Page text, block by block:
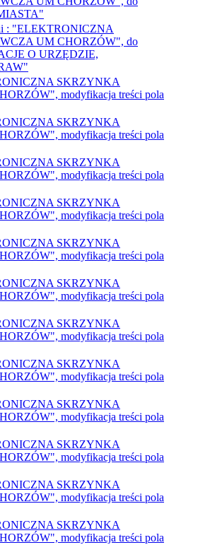
: "ELEKTRONICZNA
UM CHORZÓW", do
O URZĘDZIE,
SKRZYNKA
modyfikacja treści pola
SKRZYNKA
modyfikacja treści pola
SKRZYNKA
modyfikacja treści pola
SKRZYNKA
modyfikacja treści pola
SKRZYNKA
modyfikacja treści pola
SKRZYNKA
modyfikacja treści pola
SKRZYNKA
modyfikacja treści pola
SKRZYNKA
modyfikacja treści pola
SKRZYNKA
modyfikacja treści pola
SKRZYNKA
modyfikacja treści pola
SKRZYNKA
modyfikacja treści pola
SKRZYNKA
modyfikacja treści pola